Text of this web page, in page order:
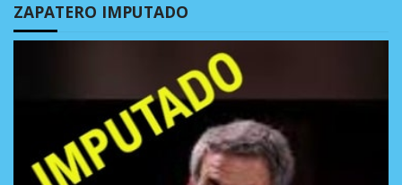
ZAPATERO IMPUTADO